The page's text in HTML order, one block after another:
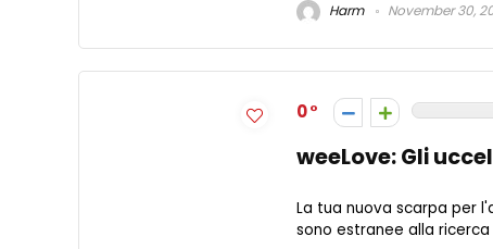
Harm November 30,
0
weeLove: Gli
La tua nuova scarpa per
sono estranee alla